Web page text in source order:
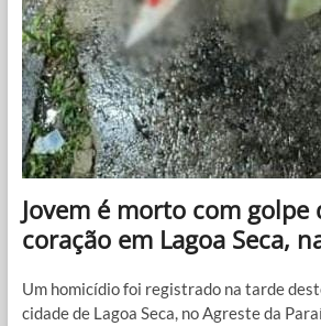
Jovem é morto com golpe
coração em Lagoa Seca,
Um homicídio foi registrado na tarde
cidade de Lagoa Seca, no Agreste da